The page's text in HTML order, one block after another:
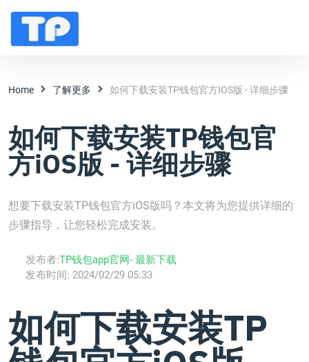
Home 了解更多 如何下载安装TP钱包官方iOS版 - 详细步骤
如何下载安装TP钱包官
方iOS版 - 详细步骤
想要下载安装TP钱包官方iOS版吗？本文将为您提供详细的
步骤指导，让您轻松完成安装。
发布者:TP钱包app官网- 最新下载
发布时间: 2024/02/29 05:33
如何下载安装TP